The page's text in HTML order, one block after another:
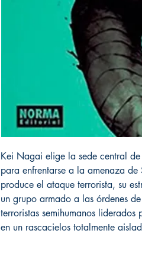
Kei Nagai elige la sede central
para enfrentarse a la amenaza
produce el ataque terrorista, su
un grupo armado a las órdenes
terroristas semihumanos
en un rascacielos totalmente